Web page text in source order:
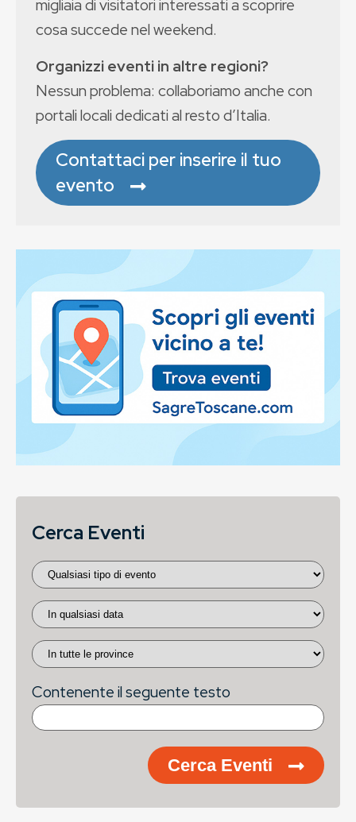
migliaia di visitatori interessati a scoprire
cosa succede nel weekend.
Organizzi eventi in altre regioni?
Nessun problema: collaboriamo anche con
portali locali dedicati al resto d’Italia.
Contattaci per inserire il tuo
evento
Cerca Eventi
Contenente il seguente testo
Cerca Eventi